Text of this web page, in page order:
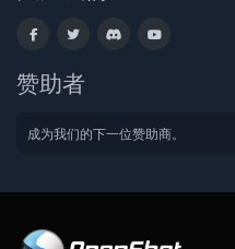
赞助者
成为我们的下一位赞助商。